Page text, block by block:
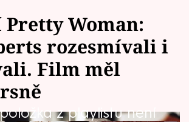
Woman:
rozesmívali i
Film měl
z playlistu není